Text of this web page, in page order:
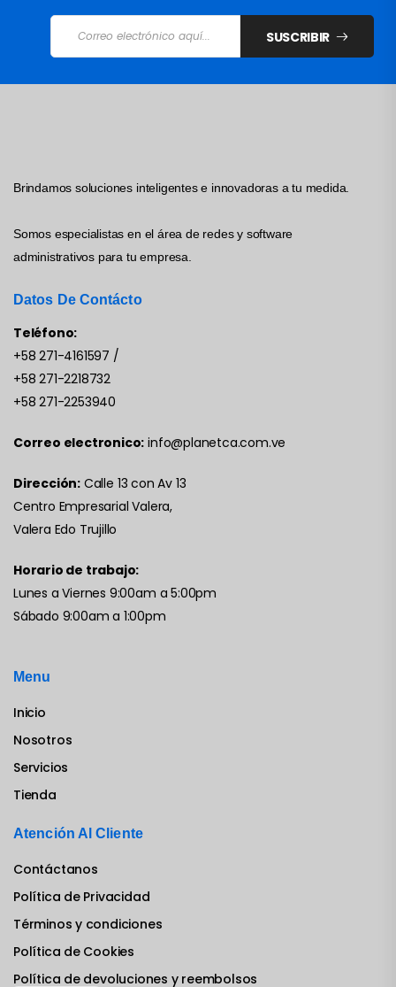
SUSCRIBIR
Brindamos soluciones inteligentes e innovadoras a tu medida.
Somos especialistas en el área de redes y software
administrativos para tu empresa.
Datos De Contácto
Teléfono:
+58 271-4161597 /
+58 271-2218732
+58 271-2253940
Correo electronico: info@planetca.com.ve
Dirección: Calle 13 con Av 13
Centro Empresarial Valera,
Valera Edo Trujillo
Horario de trabajo:
Lunes a Viernes 9:00am a 5:00pm
Sábado 9:00am a 1:00pm
Menu
Inicio
Nosotros
Servicios
Tienda
Atención Al Cliente
Contáctanos
Política de Privacidad
Términos y condiciones
Política de Cookies
Política de devoluciones y reembolsos